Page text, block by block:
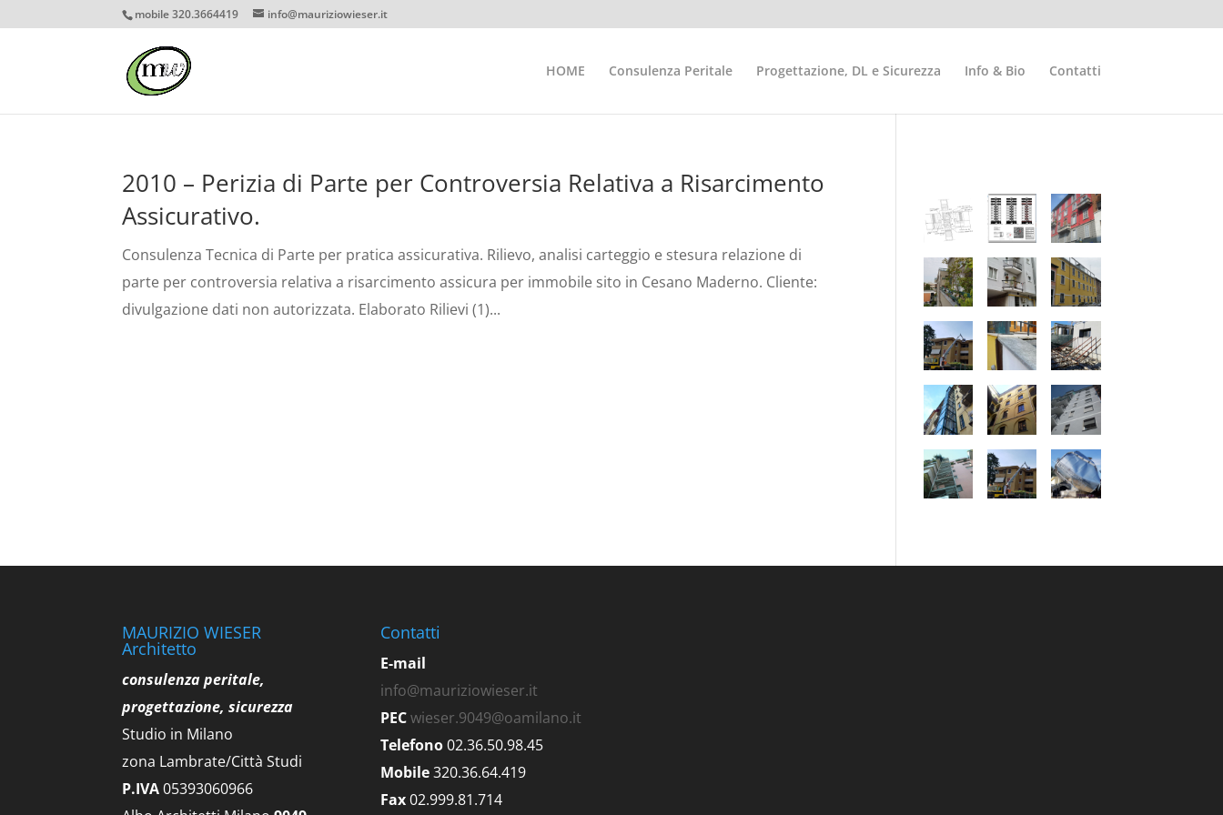
mobile 320.3664419 info@mauriziowieser.it
HOME Consulenza Peritale Progettazione, DL e Sicurezza Info & Bio Contatti
2010 – Perizia di Parte per Controversia Relativa a Risarcimento
Assicurativo.
Consulenza Tecnica di Parte per pratica assicurativa. Rilievo, analisi carteggio e stesura relazione di
parte per controversia relativa a risarcimento assicura per immobile sito in Cesano Maderno. Cliente:
divulgazione dati non autorizzata. Elaborato Rilievi (1)...
MAURIZIO WIESER
Architetto
consulenza peritale,
progettazione, sicurezza
Studio in Milano
zona Lambrate/Città Studi
P.IVA05393060966
Contatti
E-mail
info@mauriziowieser.it
PECwieser.9049@oamilano.it
Telefono02.36.50.98.45
Mobile320.36.64.419
Fax02.999.81.714